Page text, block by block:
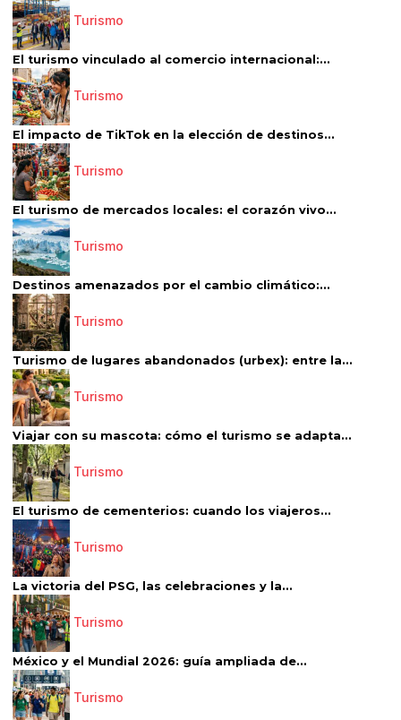
Turismo
El turismo vinculado al comercio internacional:...
Turismo
El impacto de TikTok en la elección de destinos...
Turismo
El turismo de mercados locales: el corazón vivo...
Turismo
Destinos amenazados por el cambio climático:...
Turismo
Turismo de lugares abandonados (urbex): entre la...
Turismo
Viajar con su mascota: cómo el turismo se adapta...
Turismo
El turismo de cementerios: cuando los viajeros...
Turismo
La victoria del PSG, las celebraciones y la...
Turismo
México y el Mundial 2026: guía ampliada de...
Turismo